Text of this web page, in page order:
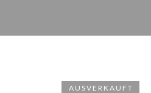
AUSVERKAUFT